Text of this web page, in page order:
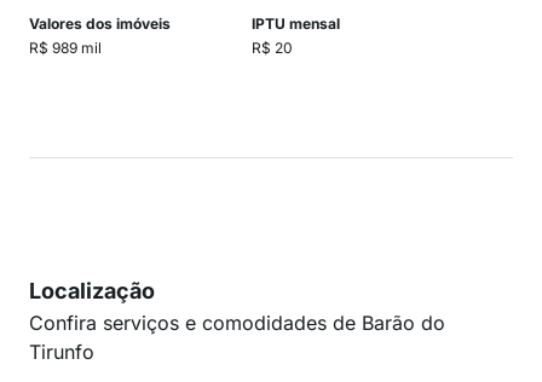
Valores dos imóveis
R$ 989 mil
IPTU mensal
R$ 20
Localização
Confira serviços e comodidades de Barão do
Tirunfo